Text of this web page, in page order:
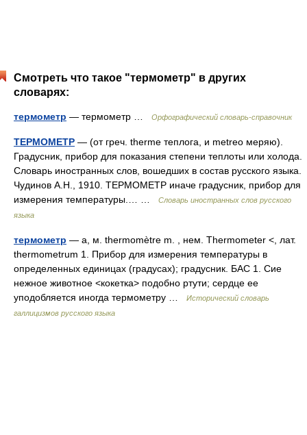
Смотреть что такое "термометр" в других
словарях:
термометр — термометр … Орфографический словарь-справочник
ТЕРМОМЕТР — (от греч. therme теплога, и metreo меряю).
Градусник, прибор для показания степени теплоты или холода.
Словарь иностранных слов, вошедших в состав русского языка.
Чудинов А.Н., 1910. ТЕРМОМЕТР иначе градусник, прибор для
измерения температуры.… …
Словарь иностранных слов русского
языка
термометр — а, м. thermomètre m. , нем. Thermometer <, лат.
thermometrum 1. Прибор для измерения температуры в
определенных единицах (градусах); градусник. БАС 1. Сие
нежное животное <кокетка> подобно ртути; сердце ее
уподобляется иногда термометру …
Исторический словарь
галлицизмов русского языка